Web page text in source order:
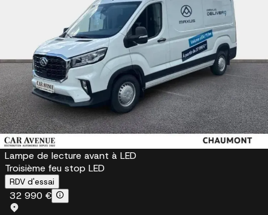
Allumage automatique des feux LED avec capteur de
luminosité, commutation automatique feux de
croisement/phare
Éclairage LED de la zone de chargement
Feux antibrouillard arrière
Feux antibrouillard avant
Feux arrière LED
Feux de jour LED
Feux de position avant à LED
Lampe à LED pour l'espace de chargement
Lampe de lecture avant à LED
Troisième feu stop LED
RDV d'essai
32 990 €